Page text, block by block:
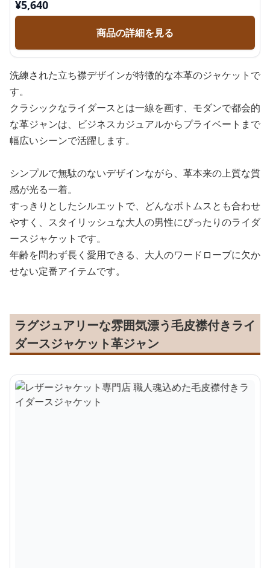
¥5,640
商品の詳細を見る
洗練された立ち襟デザインが特徴的な本革のジャケットで
す。
クラシックなライダースとは一線を画す、モダンで都会的
な革ジャンは、ビジネスカジュアルからプライベートまで
幅広いシーンで活躍します。
シンプルで無駄のないデザインながら、革本来の上質な質
感が光る一着。
すっきりとしたシルエットで、どんなボトムスとも合わせ
やすく、スタイリッシュな大人の男性にぴったりのライダ
ースジャケットです。
年齢を問わず長く愛用できる、大人のワードローブに欠か
せない定番アイテムです。
ラグジュアリーな雰囲気漂う毛皮襟付きライ
ダースジャケット革ジャン